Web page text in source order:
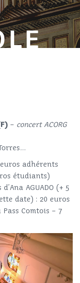
– concert ACORG
adhérents
étudiants)
AGUADO (+ 5
date) : 20 euros
Pass Comtois – 7